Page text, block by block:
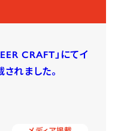
CRAFT」にてイ
れました。